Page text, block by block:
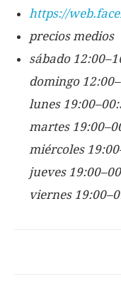
https://
precios medios
sábado
domingo
lunes
martes
miércoles
jueves
viernes